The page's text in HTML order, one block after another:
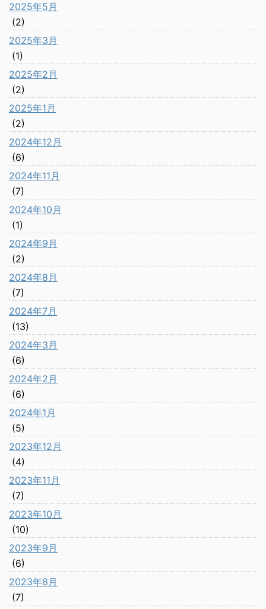
2025年5月
(2)
2025年3月
(1)
2025年2月
(2)
2025年1月
(2)
2024年12月
(6)
2024年11月
(7)
2024年10月
(1)
2024年9月
(2)
2024年8月
(7)
2024年7月
(13)
2024年3月
(6)
2024年2月
(6)
2024年1月
(5)
2023年12月
(4)
2023年11月
(7)
2023年10月
(10)
2023年9月
(6)
2023年8月
(7)